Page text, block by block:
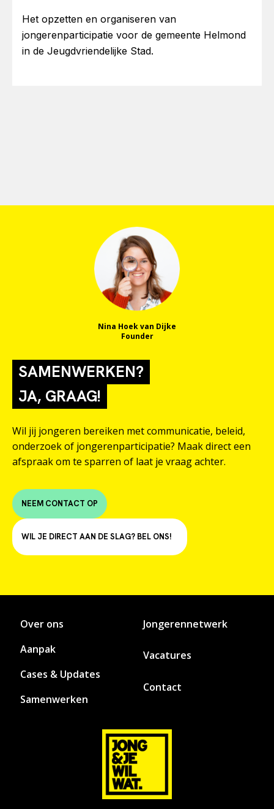
Het opzetten en organiseren van
jongerenparticipatie voor de gemeente Helmond
in de Jeugdvriendelijke Stad.
SAMENWERKEN?
JA, GRAAG!
Wil jij jongeren bereiken met communicatie, beleid,
onderzoek of jongerenparticipatie? Maak direct een
afspraak om te sparren of laat je vraag achter.
NEEM CONTACT OP
WIL JE DIRECT AAN DE SLAG? BEL ONS!
Nina Hoek van Dijke
Founder
Over ons
Aanpak
Cases & Updates
Samenwerken
Jongerennetwerk
Vacatures
Contact